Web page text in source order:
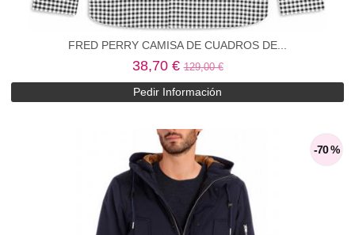
FRED PERRY CAMISA DE CUADROS DE...
38,70 €129,00 €
Pedir Información
-70 %